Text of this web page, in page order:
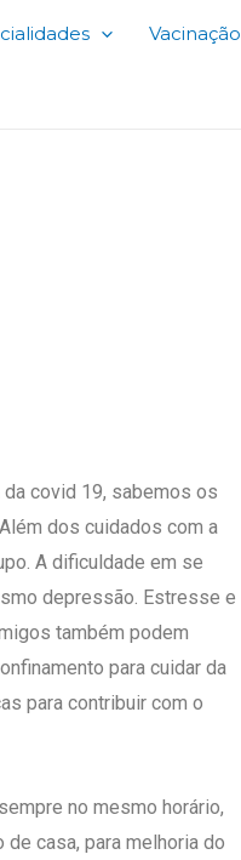
Vacinação
covid 19, sabemos os
dos cuidados com a
A dificuldade em se
depressão. Estresse e
também podem
para cuidar da
para contribuir com o
no mesmo horário,
casa, para melhoria do